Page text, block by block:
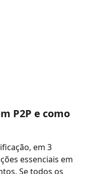
P2P e como
em 3
essenciais em
Se todos os